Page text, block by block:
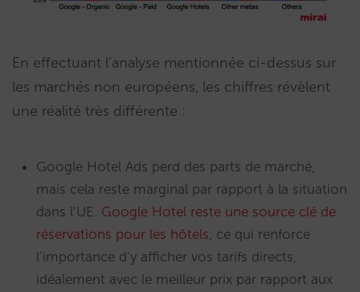
En effectuant l’analyse mentionnée ci-dessus sur
les marchés non européens, les chiffres révèlent
une réalité très différente :
Google Hotel Ads perd des parts de marché,
mais cela reste marginal par rapport à la situation
dans l’UE. Google Hotel reste une source clé de
réservations pour les hôtels , ce qui renforce
l’importance d’y afficher vos tarifs directs,
idéalement avec le meilleur prix par rapport aux